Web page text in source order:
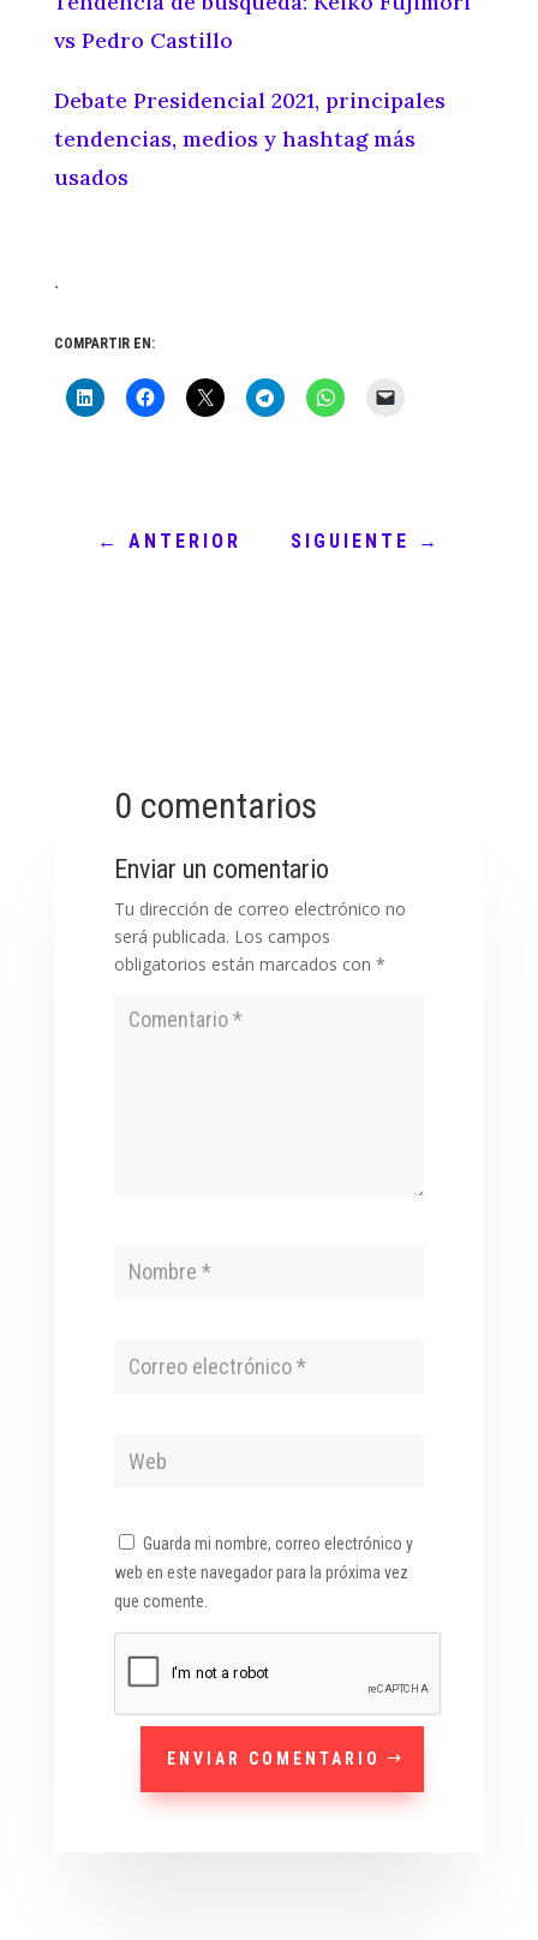
vs Pedro Castillo
Debate Presidencial 2021, principales
tendencias, medios y hashtag más
usados
.
COMPARTIR EN:
← ANTERIOR SIGUIENTE →
0 comentarios
Enviar un comentario
Tu dirección de correo electrónico no
será publicada. Los campos
obligatorios están marcados con *
Guarda mi nombre, correo electrónico y
web en este navegador para la próxima vez
que comente.
ENVIAR COMENTARIO